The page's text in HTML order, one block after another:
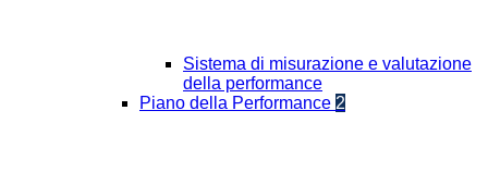
Sistema di misurazione e valutazione
della performance
Piano della Performance 2